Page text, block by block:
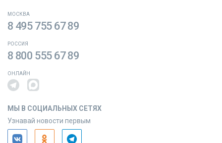
МОСКВА
8 495 755 67 89
РОССИЯ
8 800 555 67 89
ОНЛАЙН
МЫ В СОЦИАЛЬНЫХ СЕТЯХ
Узнавай новости первым